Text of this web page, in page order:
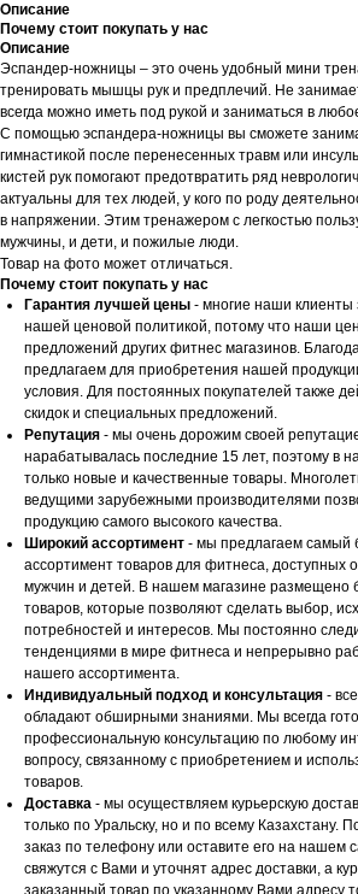
Описание
Почему стоит покупать у нас
Описание
Эспандер-ножницы – это очень удобный мини
тренировать мышцы рук и предплечий. Не
всегда можно иметь под рукой и заниматься в
С помощью эспандера-ножницы вы сможете
гимнастикой после перенесенных травм или
кистей рук помогают предотвратить ряд
актуальны для тех людей, у кого по роду
в напряжении. Этим тренажером с легкостью
мужчины, и дети, и пожилые люди.
Товар на фото может отличаться.
Почему стоит покупать у нас
Гарантия лучшей цены - многие наши клиенты
нашей ценовой политикой, потому что наши
предложений других фитнес магазинов.
предлагаем для приобретения нашей
условия. Для постоянных покупателей также
скидок и специальных предложений.
Репутация - мы очень дорожим своей
нарабатывалась последние 15 лет, поэтому в
только новые и качественные товары.
ведущими зарубежными производителями
продукцию самого высокого качества.
Широкий ассортимент - мы предлагаем самый
ассортимент товаров для фитнеса, доступных
мужчин и детей. В нашем магазине размещено
товаров, которые позволяют сделать выбор,
потребностей и интересов. Мы постоянно
тенденциями в мире фитнеса и непрерывно
нашего ассортимента.
Индивидуальный подход и консультация -
обладают обширными знаниями. Мы всегда
профессиональную консультацию по любому
вопросу, связанному с приобретением и
товаров.
Доставка - мы осуществляем курьерскую
только по Уральску, но и по всему Казахстану.
заказ по телефону или оставите его на нашем
свяжутся с Вами и уточнят адрес доставки, а